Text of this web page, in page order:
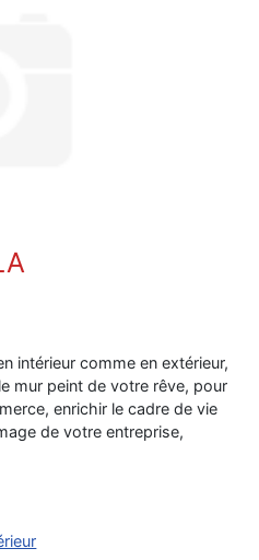
intérieur comme en extérieur,
mur peint de votre rêve, pour
enrichir le cadre de vie
de votre entreprise,